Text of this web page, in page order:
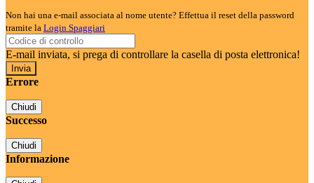
Non hai una e-mail associata al nome utente? Effettua il reset della password
tramite la Login Spaggiari
E-mail inviata, si prega di controllare la casella di posta elettronica!
Errore
Chiudi
Successo
Chiudi
Informazione